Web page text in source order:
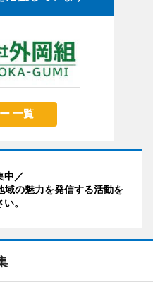
一覧
中／
の魅力を発信する活動を
。